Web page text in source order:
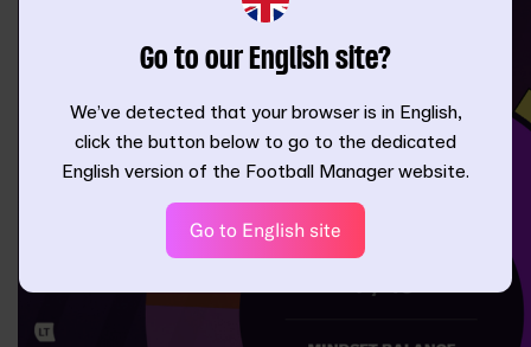
Go to our English site?
We’ve detected that your browser is in English,
click the button below to go to the dedicated
English version of the Football Manager website.
Go to English site